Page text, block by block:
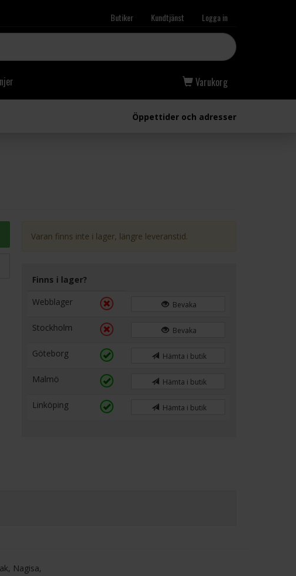
Butiker Kundtjänst Logga in
Varukorg
Öppettider och adresser
Varan finns inte i lager, längre leveranstid.
Finns i lager?
Webblager
Bevaka
Stockholm Bevaka
Göteborg Hämta i butik
Malmö Hämta i butik
Linköping Hämta i butik
Nagisa,